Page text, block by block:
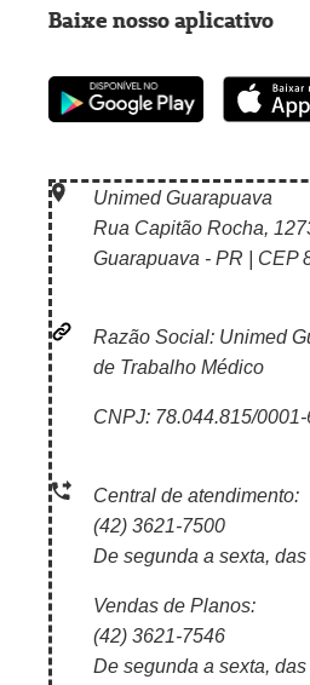
Unimed Guarapuava
Rua Capitão Rocha,
Guarapuava - PR | CEP
Razão Social: Unimed
de Trabalho Médico
CNPJ: 78.044.815/
Central de atendimento:
(42) 3621-7500
De segunda a sexta,
Vendas de Planos:
(42) 3621-7546
De segunda a sexta,
Baixe nosso aplicativo